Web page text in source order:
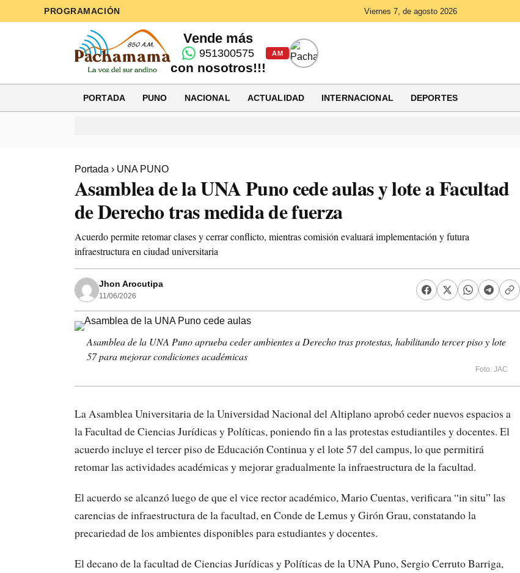
PROGRAMACIÓN Viernes 7, de agosto 2026
Vende más
951300575
con nosotros!!!
AM
PORTADA PUNO NACIONAL ACTUALIDAD INTERNACIONAL DEPORTES
Portada › UNA PUNO
Asamblea de la UNA Puno cede aulas y lote a Facultad
de Derecho tras medida de fuerza
Acuerdo permite retomar clases y cerrar conflicto, mientras comisión evaluará implementación y futura
infraestructura en ciudad universitaria
Jhon Arocutipa
11/06/2026
Asamblea de la UNA Puno aprueba ceder ambientes a Derecho tras protestas, habilitando tercer piso y lote
57 para mejorar condiciones académicas
Foto: JAC
La Asamblea Universitaria de la Universidad Nacional del Altiplano aprobó ceder nuevos espacios a
la Facultad de Ciencias Jurídicas y Políticas, poniendo fin a las protestas estudiantiles y docentes. El
acuerdo incluye el tercer piso de Educación Continua y el lote 57 del campus, lo que permitirá
retomar las actividades académicas y mejorar gradualmente la infraestructura de la facultad.
El acuerdo se alcanzó luego de que el vice rector académico, Mario Cuentas, verificara “in situ” las
carencias de infraestructura de la facultad, en Conde de Lemus y Girón Grau, constatando la
precariedad de los ambientes disponibles para estudiantes y docentes.
El decano de la facultad de Ciencias Jurídicas y Políticas de la UNA Puno, Sergio Cerruto Barriga,